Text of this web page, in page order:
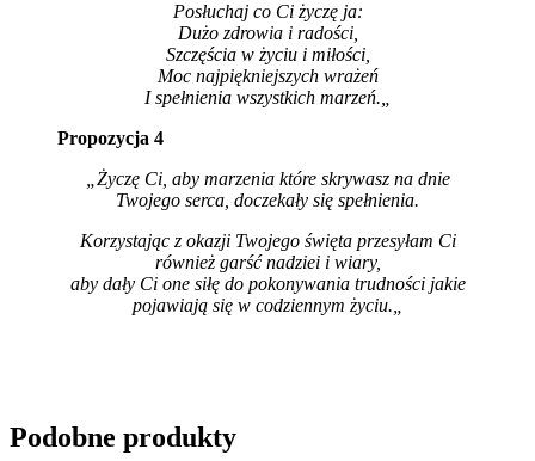
Posłuchaj co Ci życzę ja:
Dużo zdrowia i radości,
Szczęścia w życiu i miłości,
Moc najpiękniejszych wrażeń
I spełnienia wszystkich marzeń.
Propozycja 4
„Życzę Ci, aby marzenia które skrywasz na dnie
Twojego serca, doczekały się spełnienia.
Korzystając z okazji Twojego święta przesyłam Ci
również garść nadziei i wiary,
aby dały Ci one siłę do pokonywania trudności jakie
pojawiają się w codziennym życiu.
Podobne produkty